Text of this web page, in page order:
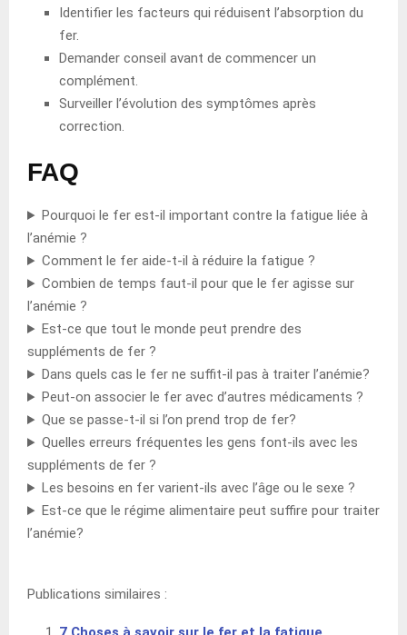
Identifier les facteurs qui réduisent l’absorption du
fer.
Demander conseil avant de commencer un
complément.
Surveiller l’évolution des symptômes après
correction.
FAQ
Pourquoi le fer est-il important contre la fatigue liée à
l’anémie ?
Comment le fer aide-t-il à réduire la fatigue ?
Combien de temps faut-il pour que le fer agisse sur
l’anémie ?
Est-ce que tout le monde peut prendre des
suppléments de fer ?
Dans quels cas le fer ne suffit-il pas à traiter l’anémie?
Peut-on associer le fer avec d’autres médicaments ?
Que se passe-t-il si l’on prend trop de fer?
Quelles erreurs fréquentes les gens font-ils avec les
suppléments de fer ?
Les besoins en fer varient-ils avec l’âge ou le sexe ?
Est-ce que le régime alimentaire peut suffire pour traiter
l’anémie?
Publications similaires :